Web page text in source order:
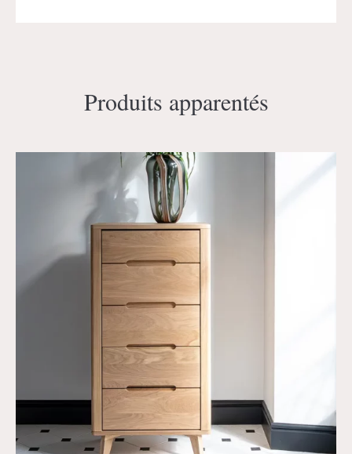
Produits apparentés